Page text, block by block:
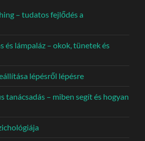
– tudatos fejlődés a
és lámpaláz – okok, tünetek és
lépésről lépésre
tanácsadás – miben segít és hogyan